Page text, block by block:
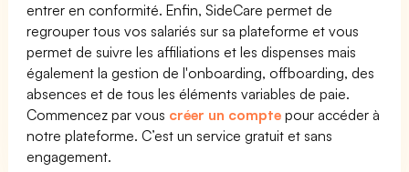
entrer en conformité. Enfin, SideCare permet de
regrouper tous vos salariés sur sa plateforme et vous
permet de suivre les affiliations et les dispenses mais
également la gestion de l'onboarding, offboarding, des
absences et de tous les éléments variables de paie.
Commencez par vous créer un compte pour accéder à
notre plateforme. C’est un service gratuit et sans
engagement.